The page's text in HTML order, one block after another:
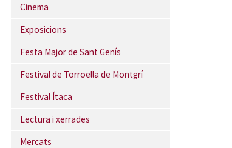
Cinema
Exposicions
Festa Major de Sant Genís
Festival de Torroella de Montgrí
Festival Ítaca
Lectura i xerrades
Mercats